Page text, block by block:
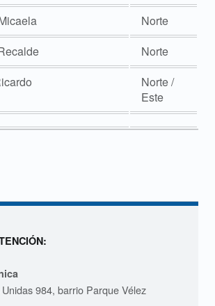
Norte
Norte
Norte /
Este
984, barrio Parque Vélez